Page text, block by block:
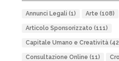
Annunci Legali (1) Arte (108)
Articolo Sponsorizzato (111)
Capitale Umano e Creatività
Consultazione Online (11)